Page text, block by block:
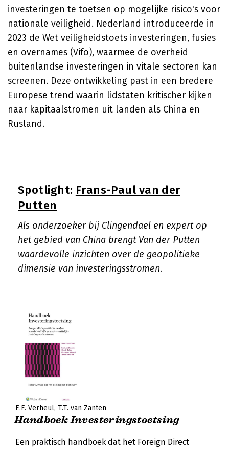
investeringen te toetsen op mogelijke risico's voor
nationale veiligheid. Nederland introduceerde in
2023 de Wet veiligheidstoets investeringen, fusies
en overnames (Vifo), waarmee de overheid
buitenlandse investeringen in vitale sectoren kan
screenen. Deze ontwikkeling past in een bredere
Europese trend waarin lidstaten kritischer kijken
naar kapitaalstromen uit landen als China en
Rusland.
Spotlight: Frans-Paul van der
Putten
Als onderzoeker bij Clingendael en expert op
het gebied van China brengt Van der Putten
waardevolle inzichten over de geopolitieke
dimensie van investeringsstromen.
E.F. Verheul T.T. van Zanten
Handboek Investeringstoetsing
Een praktisch handboek dat het Foreign Direct